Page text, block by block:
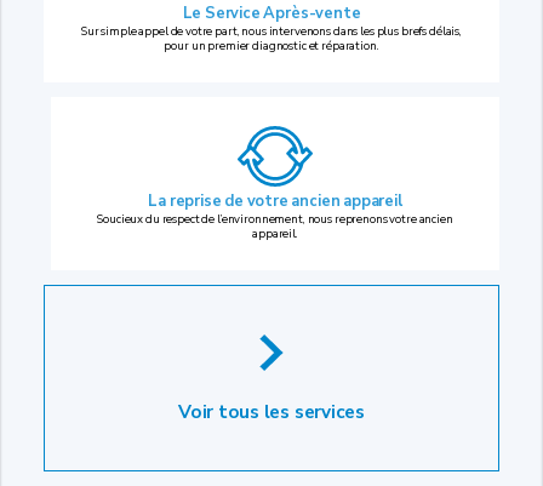
Le Service Après-vente
Sur simple appel de votre part, nous intervenons dans les plus brefs délais,
pour un premier diagnostic et réparation.
La reprise de votre ancien appareil
Soucieux du respect de l’environnement, nous reprenons votre ancien
appareil.
Voir tous les services